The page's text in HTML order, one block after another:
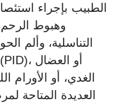
الطبيب بإجراء
وهبوط
التناسلية، وألم
الغدي، أو الأورام
العديدة المتاحة